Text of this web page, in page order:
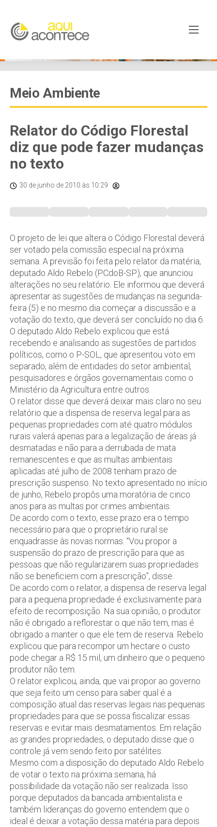
Meio Ambiente
Relator do Código Florestal
diz que pode fazer mudanças
no texto
30 de junho de 2010 às 10:29
O projeto de lei que altera o Código Florestal deverá
ser votado pela comissão especial na próxima
semana. A previsão foi feita pelo relator da matéria,
deputado Aldo Rebelo (PCdoB-SP), que anunciou
alterações no seu relatório. Ele informou que deverá
apresentar as sugestões de mudanças na segunda-
feira (5) e no mesmo dia começar a discussão e a
votação do texto, que deverá ser concluído no dia 6.
O deputado Aldo Rebelo explicou que está
recebendo e analisando as sugestões de partidos
políticos, como o P-SOL, que apresentou voto em
separado, além de entidades do setor ambiental,
pesquisadores e órgãos governamentais como o
Ministério da Agricultura entre outros.
O relator disse que deverá deixar mais claro no seu
relatório que a dispensa de reserva legal para as
pequenas propriedades com até quatro módulos
rurais valerá apenas para a legalização de áreas já
desmatadas e não para a derrubada de mata
remanescentes e que as multas ambientais
aplicadas até julho de 2008 tenham prazo de
prescrição suspenso. No texto apresentado no início
de junho, Rebelo propôs uma moratória de cinco
anos para as multas por crimes ambientais.
De acordo com o texto, esse prazo era o tempo
necessário para que o proprietário rural se
enquadrasse às novas normas. “Vou propor a
suspensão do prazo de prescrição para que as
pessoas que não regularizarem suas propriedades
não se beneficiem com a prescrição”, disse.
De acordo com o relator, a dispensa de reserva legal
para a pequena propriedade é exclusivamente para
efeito de recomposição. Na sua opinião, o produtor
não é obrigado a reflorestar o que não tem, mas é
obrigado a manter o que ele tem de reserva. Rebelo
explicou que para recompor um hectare o custo
pode chegar a R$ 15 mil, um dinheiro que o pequeno
produtor não tem.
O relator explicou, ainda, que vai propor ao governo
que seja feito um censo para saber qual é a
composição atual das reservas legais nas pequenas
propriedades para que se possa fiscalizar essas
reservas e evitar mais desmatamentos. Em relação
as grandes propriedades, o deputado disse que o
controle já vem sendo feito por satélites.
Mesmo com a disposição do deputado Aldo Rebelo
de votar o texto na próxima semana, há
possibilidade da votação não ser realizada. Isso
porque deputados da bancada ambientalista e
também lideranças do governo entendem que o
ideal é deixar a votação dessa matéria para depois